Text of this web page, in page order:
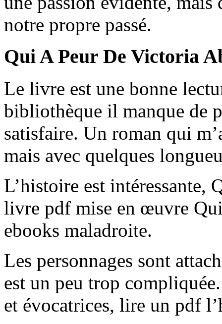
notre propre passé.
Qui A Peur De Victoria
Le livre est une bonne
bibliothèque il manque de
satisfaire. Un roman qui
mais avec quelques
L’histoire est intéressante,
livre pdf mise en œuvre
ebooks maladroite.
Les personnages sont
est un peu trop
et évocatrices, lire un pdf